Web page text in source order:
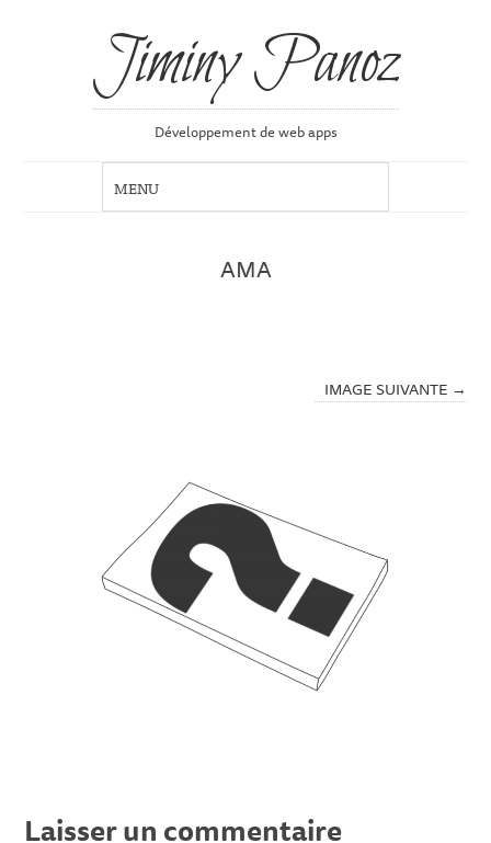
Jiminy Panoz
Développement de web apps
AMA
IMAGE SUIVANTE →
Laisser un commentaire